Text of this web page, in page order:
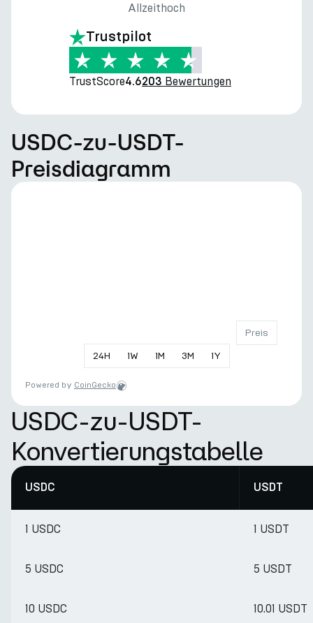
Allzeithoch
Trustpilot
TrustScore4.6203 Bewertungen
USDC-zu-USDT-
Preisdiagramm
24H 1W 1M 3M 1Y
Preis
Powered by CoinGecko
USDC-zu-USDT-
Konvertierungstabelle
USDC USDT
1 USDC 1 USDT
5 USDC 5 USDT
10 USDC 10.01 USDT